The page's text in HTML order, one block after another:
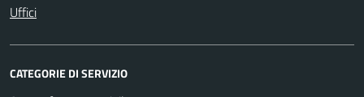
Uffici
CATEGORIE DI SERVIZIO